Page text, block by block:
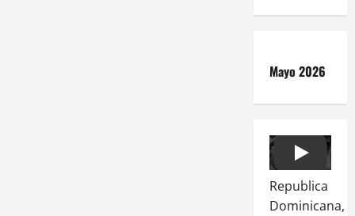
Mayo 2026
Play
Republica
Dominicana,